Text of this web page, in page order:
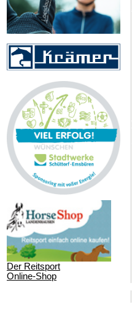
Der Reitsport
Online-Shop